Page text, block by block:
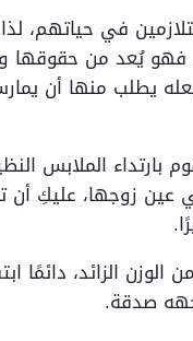
في حياتهم،
فهو يُعد من
يطلب منها أن
الملابس
زوجها، عليكِ أن
الوزن الزائد،
صدقة.